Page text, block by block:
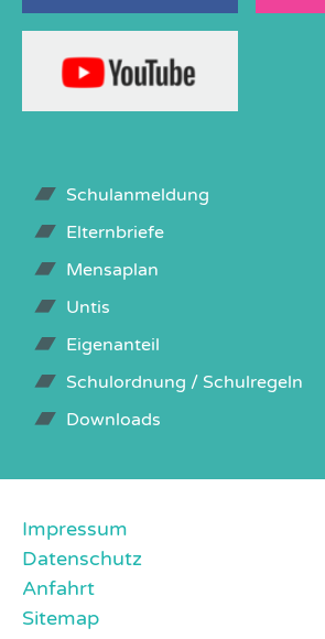
Schulanmeldung
Elternbriefe
Mensaplan
Untis
Eigenanteil
Schulordnung / Schulregeln
Downloads
Impressum
Datenschutz
Anfahrt
Sitemap